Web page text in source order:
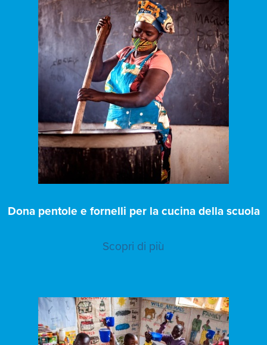
Dona pentole e fornelli per la cucina della scuola
Scopri di più